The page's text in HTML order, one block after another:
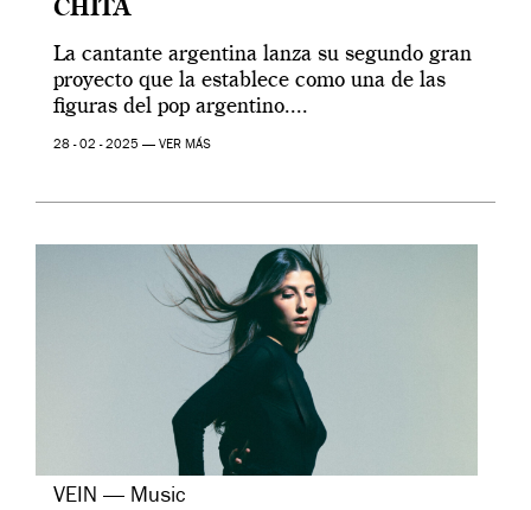
CHITA
La cantante argentina lanza su segundo gran
proyecto que la establece como una de las
figuras del pop argentino....
28 - 02 - 2025 — VER MÁS
VEIN — Music